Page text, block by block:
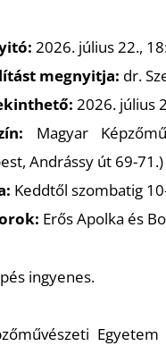
2026. július 22.,
megnyitja: dr.
2026. július
Magyar
Andrássy út 69-71.)
Keddtől szombatig
Erős Apolka és
ingyenes.